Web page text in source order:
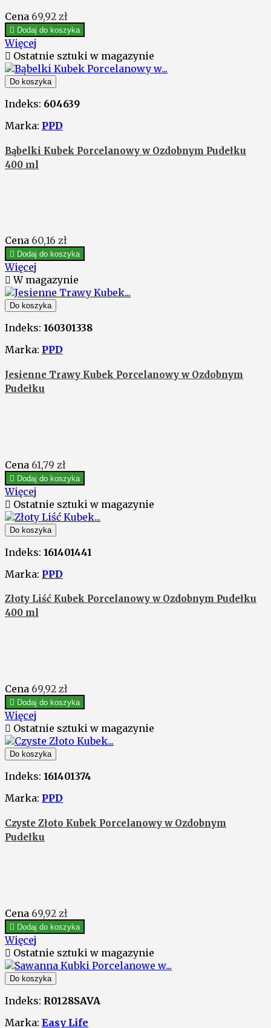
Cena 69,92 zł
 Dodaj do koszyka
Więcej
 Ostatnie sztuki w magazynie
Do koszyka
Indeks: 604639
Marka: PPD
Bąbelki Kubek Porcelanowy w Ozdobnym Pudełku
400 ml
Cena 60,16 zł
 Dodaj do koszyka
Więcej
 W magazynie
Do koszyka
Indeks: 160301338
Marka: PPD
Jesienne Trawy Kubek Porcelanowy w Ozdobnym
Pudełku
Cena 61,79 zł
 Dodaj do koszyka
Więcej
 Ostatnie sztuki w magazynie
Do koszyka
Indeks: 161401441
Marka: PPD
Złoty Liść Kubek Porcelanowy w Ozdobnym Pudełku
400 ml
Cena 69,92 zł
 Dodaj do koszyka
Więcej
 Ostatnie sztuki w magazynie
Do koszyka
Indeks: 161401374
Marka: PPD
Czyste Złoto Kubek Porcelanowy w Ozdobnym
Pudełku
Cena 69,92 zł
 Dodaj do koszyka
Więcej
 Ostatnie sztuki w magazynie
Do koszyka
Indeks: R0128SAVA
Marka: Easy Life